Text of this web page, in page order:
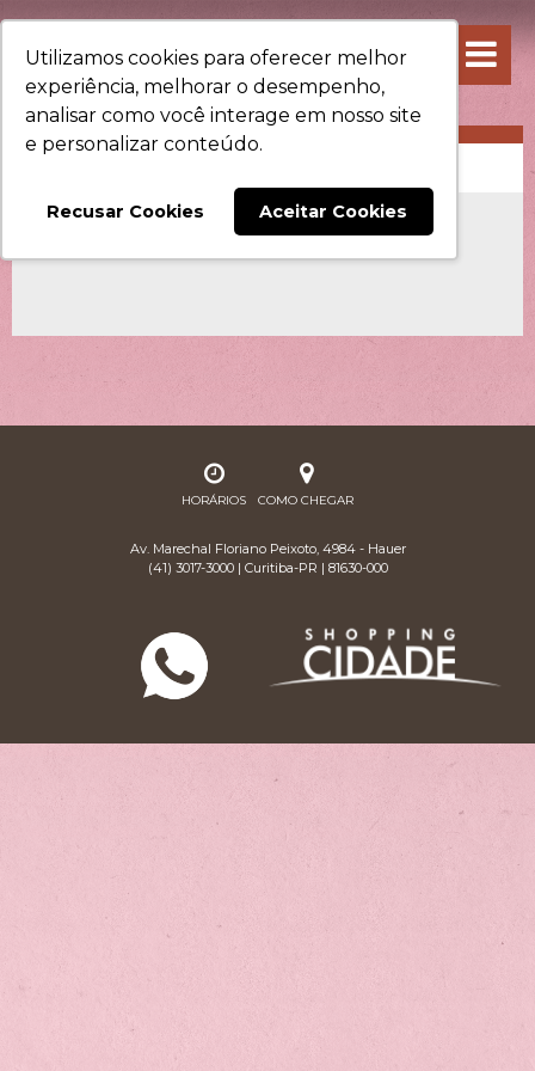
Utilizamos cookies para oferecer melhor
experiência, melhorar o desempenho,
analisar como você interage em nosso site
e personalizar conteúdo.
Recusar Cookies Aceitar Cookies
HORÁRIOS COMO CHEGAR
Av. Marechal Floriano Peixoto, 4984 - Hauer
(41) 3017-3000 | Curitiba-PR | 81630-000